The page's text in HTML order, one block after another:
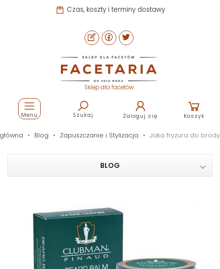
Czas, koszty i terminy dostawy
Sklep dla facetów
Szukaj Zaloguj się Koszyk
Menu
Blog Zapuszczanie i Stylizacja Jaka fryzura do brody
BLOG